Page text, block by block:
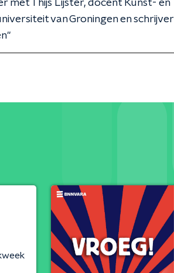
met Thijs Lijster, docent Kunst- en
van Groningen en